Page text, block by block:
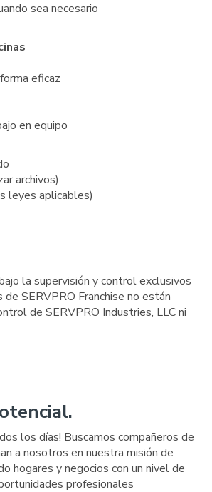
sea necesario
eficaz
en equipo
archivos)
leyes aplicables)
la supervisión y control exclusivos
SERVPRO Franchise no están
de SERVPRO Industries, LLC ni
los días! Buscamos compañeros de
a nosotros en nuestra misión de
hogares y negocios con un nivel de
profesionales